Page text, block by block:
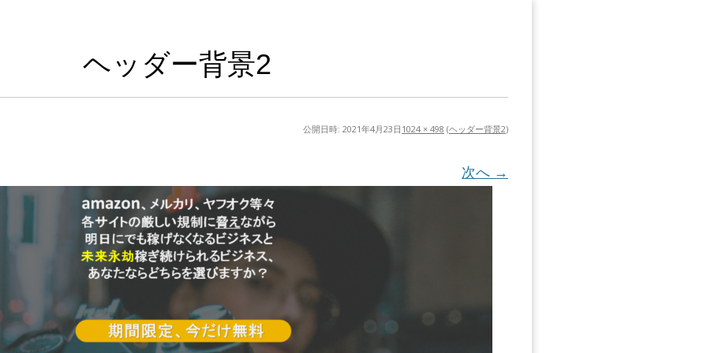
ヘッダー背景2
公開日時: 2021年4月23日 1024 × 498 (ヘッダー背景2)
次へ →